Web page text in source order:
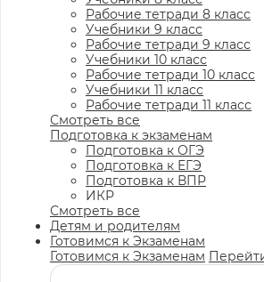
Рабочие тетради 8 класс
Учебники 9 класс
Рабочие тетради 9 класс
Учебники 10 класс
Рабочие тетради 10 класс
Учебники 11 класс
Рабочие тетради 11 класс
Смотреть все
Подготовка к экзаменам
Подготовка к ОГЭ
Подготовка к ЕГЭ
Подготовка к ВПР
ИКР
Смотреть все
Детям и родителям
Готовимся к Экзаменам
Готовимся к Экзаменам